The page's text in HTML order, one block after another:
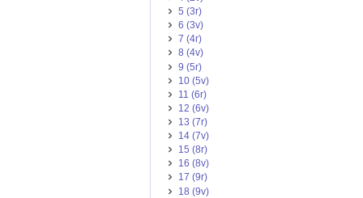
5 (3r)
6 (3v)
7 (4r)
8 (4v)
9 (5r)
10 (5v)
11 (6r)
12 (6v)
13 (7r)
14 (7v)
15 (8r)
16 (8v)
17 (9r)
18 (9v)